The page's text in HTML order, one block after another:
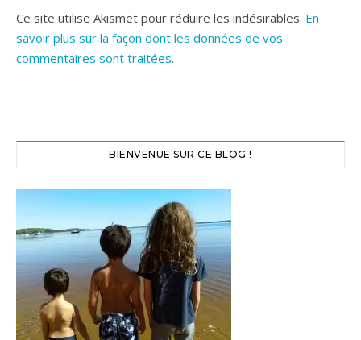
Ce site utilise Akismet pour réduire les indésirables. En
savoir plus sur la façon dont les données de vos
commentaires sont traitées.
BIENVENUE SUR CE BLOG !